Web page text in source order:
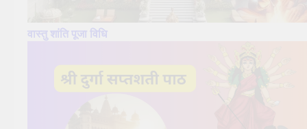
वास्तु शांति पूजा विधि